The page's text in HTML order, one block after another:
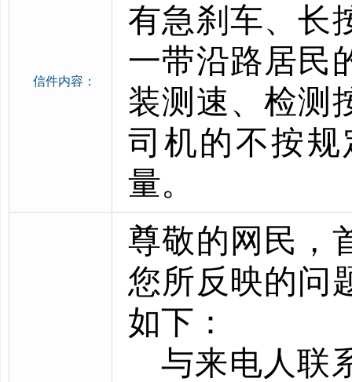
信件内容：
有急刹车、长
一带沿路居民
装测速、检测
司机的不按
量。
尊敬的网民，
您所反映的问
如下：
与来电人联